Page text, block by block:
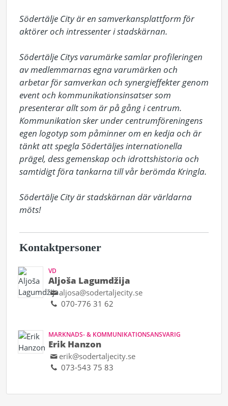
Södertälje City är en samverkansplattform för
aktörer och intressenter i stadskärnan.
Södertälje Citys varumärke samlar profileringen
av medlemmarnas egna varumärken och
arbetar för samverkan och synergieffekter genom
event och kommunikationsinsatser som
presenterar allt som är på gång i centrum.
Kommunikation sker under centrumföreningens
egen logotyp som påminner om en kedja och är
tänkt att spegla Södertäljes internationella
prägel, dess gemenskap och idrottshistoria och
samtidigt föra tankarna till vår berömda Kringla.
Södertälje City är stadskärnan där världarna
möts!
Kontaktpersoner
VD
Aljoša Lagumdžija
aljosa@sodertaljecity.se
070-776 31 62
MARKNADS- & KOMMUNIKATIONSANSVARIG
Erik Hanzon
erik@sodertaljecity.se
073-543 75 83